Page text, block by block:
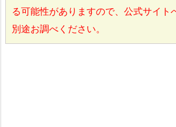
る可能性がありますので、公式サイト
別途お調べください。